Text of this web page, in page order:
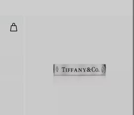
Kleiner Anhänger in Roségold